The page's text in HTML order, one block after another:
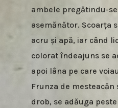
ambele pregătindu-
asemănător. Scoarța
acru și apă, iar când
colorat îndeajuns se
apoi lâna pe care
Frunza de mesteacăn
drob, se adăuga